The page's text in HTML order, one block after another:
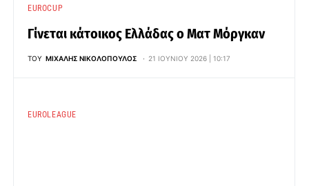
EUROCUP
Γίνεται κάτοικος Ελλάδας ο Ματ Μόργκαν
ΤΟΥ ΜΙΧΆΛΗΣ ΝΙΚΟΛΌΠΟΥΛΟΣ 21 ΙΟΥΝΊΟΥ 2026 | 10:17
EUROLEAGUE